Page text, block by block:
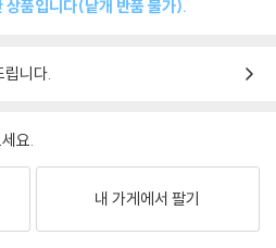
품입니다(낱개 반품 불가).
니다.
요.
내 가게에서 팔기